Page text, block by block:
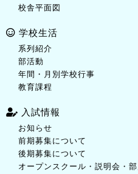
校舎平面図
学校生活
系列紹介
部活動
年間・月別学校行事
教育課程
入試情報
お知らせ
前期募集について
後期募集について
オープンスクール・説明会・